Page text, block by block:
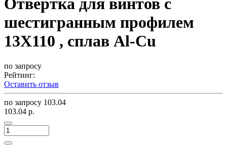
Отвертка для винтов с
шестигранным профилем
13X110 , сплав Al-Cu
по запросу
Рейтинг:
Оставить отзыв
по запросу 103.04
103.04 р.